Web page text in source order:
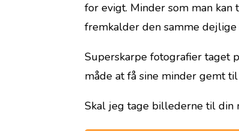
for evigt. Minder som man kan
fremkalder den samme
Superskarpe fotografier taget
måde at få sine minder gemt
Skal jeg tage billederne til din